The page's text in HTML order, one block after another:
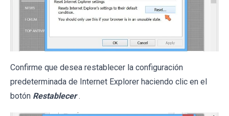
Confirme que desea restablecer la configuración
predeterminada de Internet Explorer haciendo clic en el
botón Restablecer .